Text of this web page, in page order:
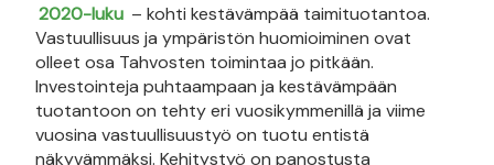
2020-luku – kohti kestävämpää taimituotantoa.
Vastuullisuus ja ympäristön huomioiminen ovat
olleet osa Tahvosten toimintaa jo pitkään.
Investointeja puhtaampaan ja kestävämpään
tuotantoon on tehty eri vuosikymmenillä ja viime
vuosina vastuullisuustyö on tuotu entistä
näkyvämmäksi. Kehitystyö on panostusta